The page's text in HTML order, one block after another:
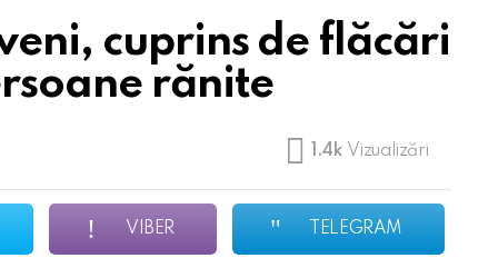
cuprins de flăcări
rănite
1.4k Vizualizări
VIBER TELEGRAM